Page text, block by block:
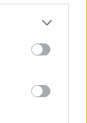
και Novibet
τους μέχρι το
δεικτών